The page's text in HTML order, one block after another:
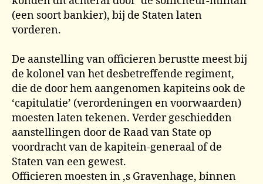
(een soort bankier), bij de Staten laten
vorderen.
De aanstelling van officieren berustte meest bij
de kolonel van het desbetreffende regiment,
die de door hem aangenomen kapiteins ook de
‘capitulatie’ (verordeningen en voorwaarden)
moesten laten tekenen. Verder geschiedden
aanstellingen door de Raad van State op
voordracht van de kapitein-generaal of de
Staten van een gewest.
Officieren moesten in ,s Gravenhage, binnen